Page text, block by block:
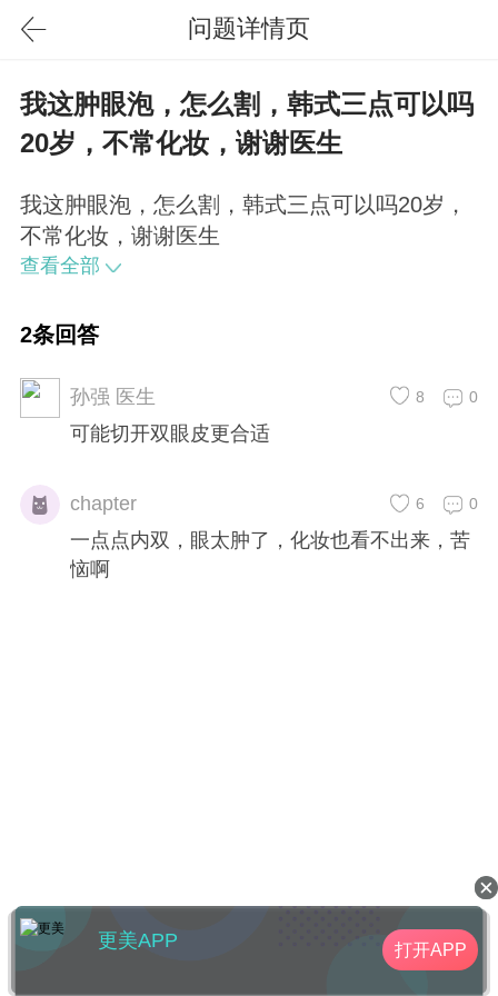
问题详情页
我这肿眼泡，怎么割，韩式三点可以吗
20岁，不常化妆，谢谢医生
我这肿眼泡，怎么割，韩式三点可以吗20岁，
不常化妆，谢谢医生
查看全部
2条回答
孙强 医生 0
8
可能切开双眼皮更合适
chapter 0
6
一点点内双，眼太肿了，化妆也看不出来，苦
恼啊
更美APP 打开APP